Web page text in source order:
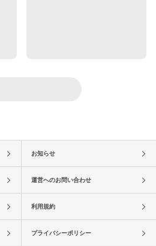
お知らせ
運営へのお問い合わせ
利用規約
プライバシーポリシー